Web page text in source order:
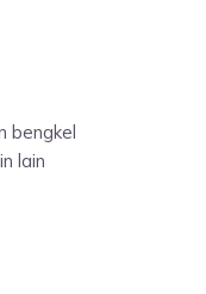
bengkel
lain